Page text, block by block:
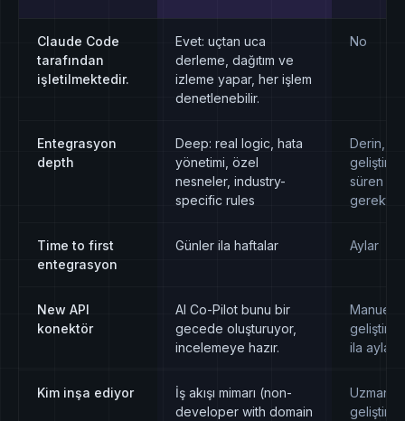
Claude Code
tarafından
işletilmektedir.
Evet: uçtan uca
derleme, dağıtım ve
izleme yapar, her işlem
denetlenebilir.
No
Entegrasyon
depth
Deep: real logic, hata
yönetimi, özel
nesneler, industry-
specific rules
Derin,
süren
gerektirir
Time to first
entegrasyon
Günler ila haftalar Aylar
New API
konektör
AI Co-Pilot bunu bir
gecede oluşturuyor,
incelemeye hazır.
Manuel
ila aylar)
Kim inşa ediyor
İş akışı mimarı (non-
developer with domain